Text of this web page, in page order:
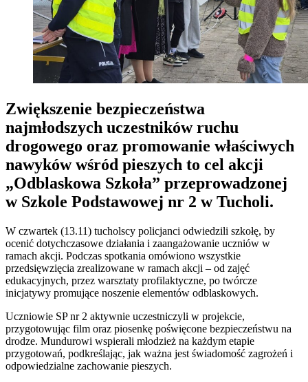
Zwiększenie bezpieczeństwa
najmłodszych uczestników ruchu
drogowego oraz promowanie właściwych
nawyków wśród pieszych to cel akcji
„Odblaskowa Szkoła” przeprowadzonej
w Szkole Podstawowej nr 2 w Tucholi.
W czwartek (13.11) tucholscy policjanci odwiedzili szkołę, by
ocenić dotychczasowe działania i zaangażowanie uczniów w
ramach akcji. Podczas spotkania omówiono wszystkie
przedsięwzięcia zrealizowane w ramach akcji – od zajęć
edukacyjnych, przez warsztaty profilaktyczne, po twórcze
inicjatywy promujące noszenie elementów odblaskowych.
Uczniowie SP nr 2 aktywnie uczestniczyli w projekcie,
przygotowując film oraz piosenkę poświęcone bezpieczeństwu na
drodze. Mundurowi wspierali młodzież na każdym etapie
przygotowań, podkreślając, jak ważna jest świadomość zagrożeń i
odpowiedzialne zachowanie pieszych.